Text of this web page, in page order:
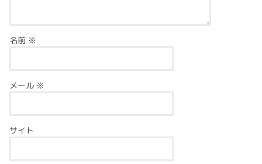
名前 ※
メール ※
サイト